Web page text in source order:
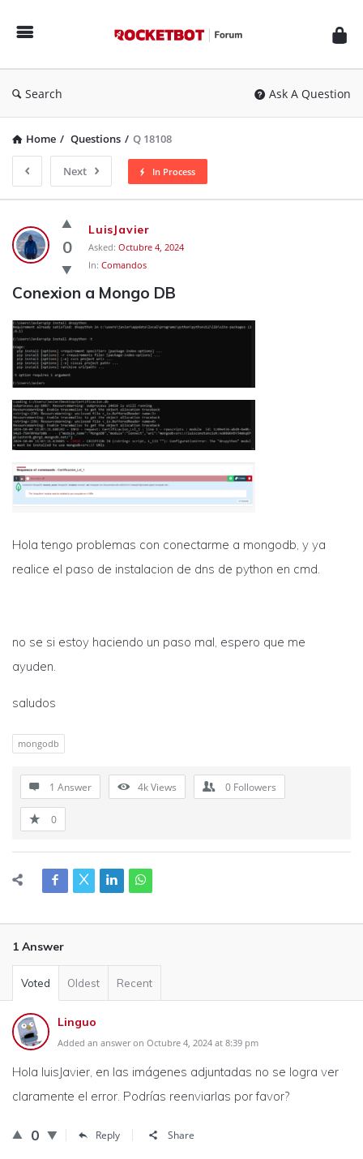
Forum
Search Ask A Question
Home / Questions / Q 18108
Next In Process
Rocketbot
Forum
Latest
Questions
0
LuisJavier
Asked: Octubre 4, 2024
In: Comandos
Conexion a Mongo DB
Hola tengo problemas con conectarme a mongodb, y ya
realice el paso de instalacion de dns de python en cmd.
no se si estoy haciendo un paso mal, espero que me
ayuden.
saludos
mongodb
1 Answer 4kViews 0 Followers
0
1 Answer
Voted Oldest Recent
Linguo
Added an answer on Octubre 4, 2024 at 8:39 pm
Hola luisJavier, en las imágenes adjuntadas no se logra ver
claramente el error. Podrías reenviarlas por favor?
0 Reply Share